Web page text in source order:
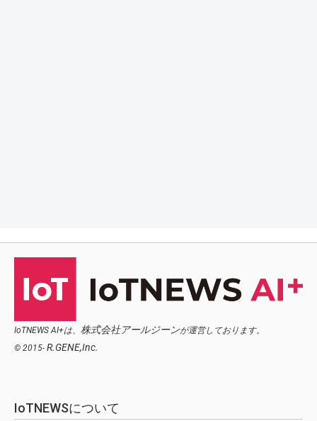
IoTNEWS AI+は、 株式会社アールジーンが運営しております。
© 2015- R.GENE,Inc.
IoTNEWSについて